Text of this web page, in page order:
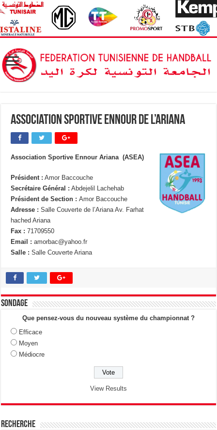
Association Sportive Ennour de l’Ariana
Association Sportive Ennour Ariana (ASEA)
Président : Amor Baccouche
Secrétaire Général : Abdejelil Lachehab
Président de Section :Amor Baccouche
Adresse : Salle Couverte de l’Ariana Av. Farhat
hached Ariana
Fax : 71709550
Email :amorbac@yahoo.fr
Salle :Salle Couverte Ariana
Sondage
Que pensez-vous du nouveau système du championnat ?
Efficace
Moyen
Médiocre
View Results
Recherche